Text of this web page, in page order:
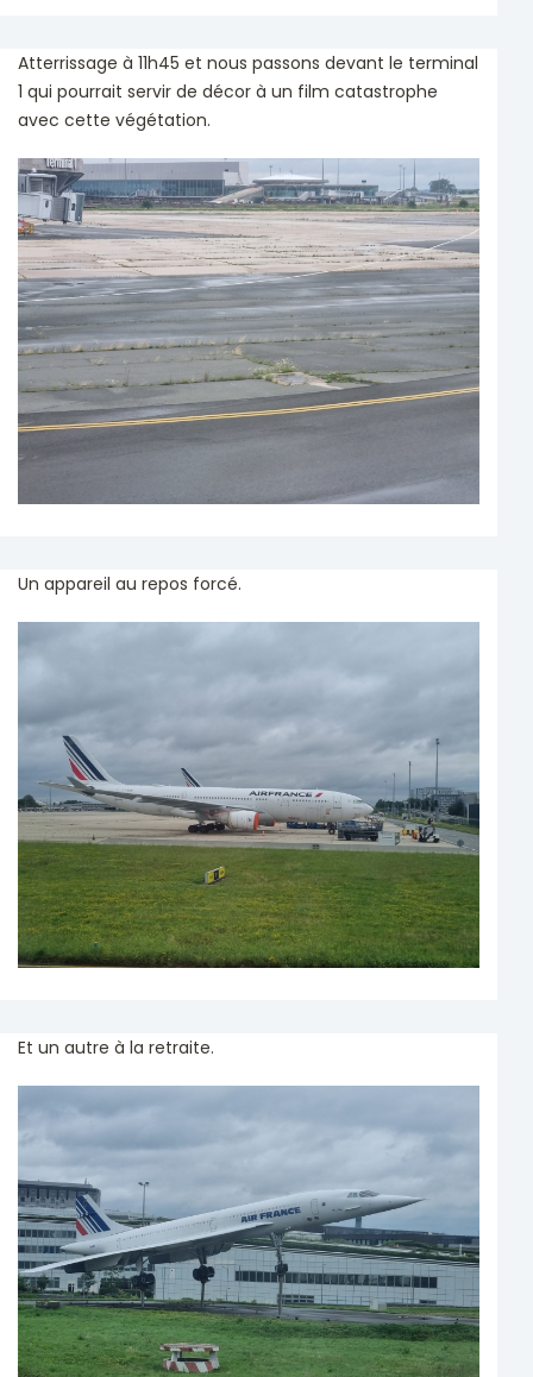
Atterrissage à 11h45 et nous passons devant le terminal
1 qui pourrait servir de décor à un film catastrophe
avec cette végétation.
Un appareil au repos forcé.
Et un autre à la retraite.